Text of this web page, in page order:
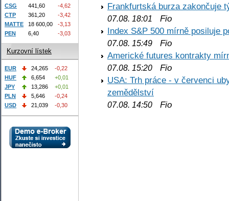
Frankfurtská burza zakončuje
07.08. 18:01
Fio
Index S&P 500 mírně posiluje
07.08. 15:49 Fio
Americké futures kontrakty
07.08. 15:20 Fio
USA: Trh práce - v červenci
zemědělství
07.08. 14:50 Fio
CSG
441,60
-4,62
CTP
361,20
-3,42
MATTE
18 600,00
-3,13
PEN
6,40 -3,03
Kurzovní lístek
EUR 24,265
-0,22
HUF
6,654
+0,01
JPY
13,286
+0,01
PLN
5,646
-0,24
USD
21,039 -0,30